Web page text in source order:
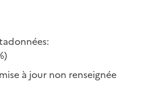
à jour non renseignée